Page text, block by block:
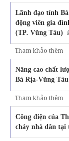
Lãnh đạo tỉnh
động viên gia
(TP. Vũng Tàu)
Tham khảo thêm
Nâng cao chất
Bà Rịa-Vũng Tàu
Tham khảo thêm
Công điện của
cháy nhà dân tại